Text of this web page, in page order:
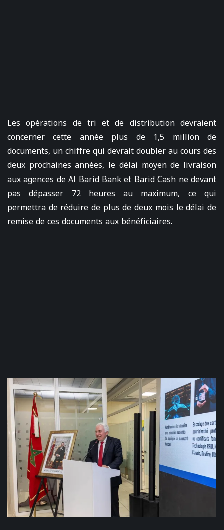
Les opérations de tri et de distribution devraient
concerner cette année plus de 1,5 million de
documents, un chiffre qui devrait doubler au cours des
deux prochaines années, le délai moyen de livraison
aux agences de Al Barid Bank et Barid Cash ne devant
pas dépasser 72 heures au maximum, ce qui
permettra de réduire de plus de deux mois le délai de
remise de ces documents aux bénéficiaires.